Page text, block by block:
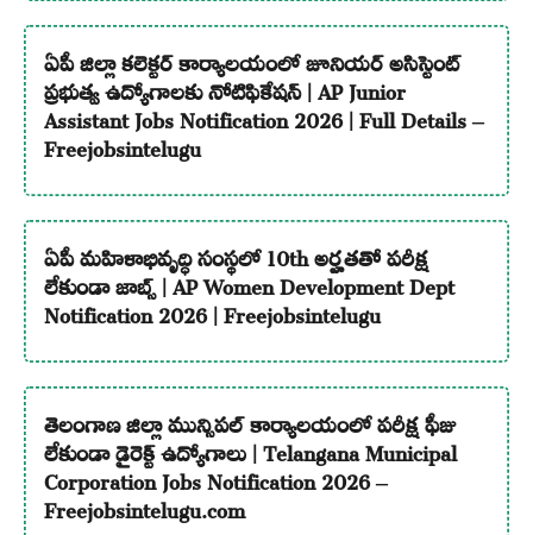
ఏపీ జిల్లా కలెక్టర్ కార్యాలయంలో జూనియర్ అసిస్టెంట్
ప్రభుత్వ ఉద్యోగాలకు నోటిఫికేషన్ | AP Junior
Assistant Jobs Notification 2026 | Full Details –
Freejobsintelugu
ఏపీ మహిళాభివృద్ధి సంస్థలో 10th అర్హతతో పరీక్ష
లేకుండా జాబ్స్ | AP Women Development Dept
Notification 2026 | Freejobsintelugu
తెలంగాణ జిల్లా మున్సిపల్ కార్యాలయంలో పరీక్ష ఫీజు
లేకుండా డైరెక్ట్ ఉద్యోగాలు | Telangana Municipal
Corporation Jobs Notification 2026 –
Freejobsintelugu.com